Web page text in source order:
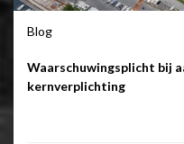
Blog
Waarschuwingsplicht bij
kernverplichting